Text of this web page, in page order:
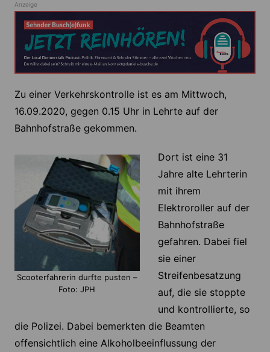
Anzeige
Zu einer Verkehrskontrolle ist es am Mittwoch,
16.09.2020, gegen 0.15 Uhr in Lehrte auf der
Bahnhofstraße gekommen.
Scooterfahrerin durfte pusten –
Foto: JPH
Dort ist eine 31
Jahre alte Lehrterin
mit ihrem
Elektroroller auf der
Bahnhofstraße
gefahren. Dabei fiel
sie einer
Streifenbesatzung
auf, die sie stoppte
und kontrollierte, so
die Polizei. Dabei bemerkten die Beamten
offensichtlich eine Alkoholbeeinflussung der